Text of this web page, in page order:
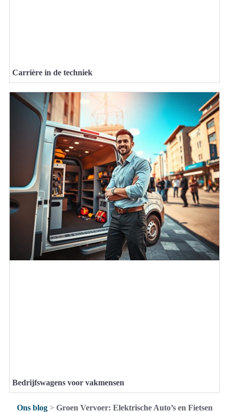
Carrière in de techniek
Bedrijfswagens voor vakmensen
Ons blog> Groen Vervoer: Elektrische Auto’s en Fietsen